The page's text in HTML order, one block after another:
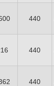
440
440
440